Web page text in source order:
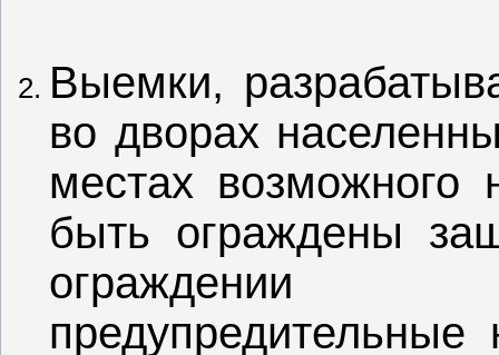
Выемки,
во дворах
местах
быть ограждены
ограждении